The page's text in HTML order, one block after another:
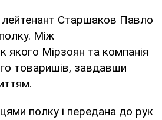
Старшаков Павло
Між
якого Мірзоян та компанія
товаришів, завдавши
полку і передана до рук